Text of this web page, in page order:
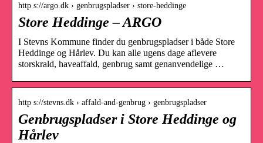
http s://argo.dk › genbrugspladser › store-heddinge
Store Heddinge – ARGO
I Stevns Kommune finder du genbrugspladser i både Store
Heddinge og Hårlev. Du kan alle ugens dage aflevere
storskrald, haveaffald, genbrug samt genanvendelige …
http s://stevns.dk › affald-and-genbrug › genbrugspladser
Genbrugspladser i Store Heddinge og
Hårlev